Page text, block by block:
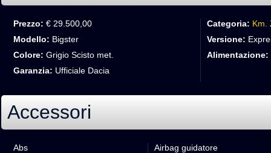
Prezzo: € 29.500,00 Categoria: Km.
Modello: Bigster Versione:
Colore: Grigio Scisto met. Alimentazione:
Garanzia: Ufficiale Dacia
Accessori
Abs
Airbag guidatore